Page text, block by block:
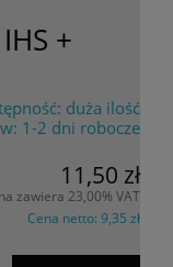
+
duża ilość
1-2 dni robocze
11,50 zł
zawiera 23,00% VAT
Cena netto: 9,35 zł